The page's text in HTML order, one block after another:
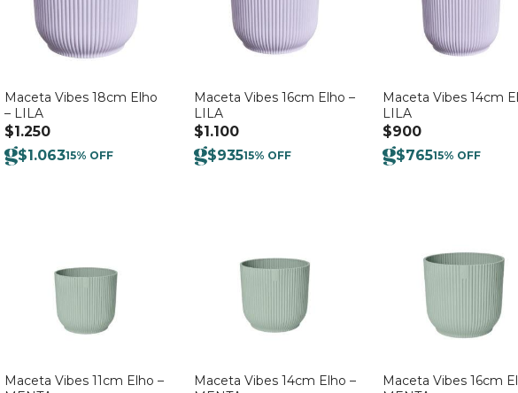
Maceta Vibes 18cm Elho
– LILA
$1.250
$1.06315% OFF
Maceta Vibes 16cm Elho –
LILA
$1.100
$93515% OFF
Maceta Vibes 14cm
LILA
$900
$76515% OFF
Maceta Vibes 11cm Elho –
Maceta Vibes 14cm Elho –
Maceta Vibes 16cm